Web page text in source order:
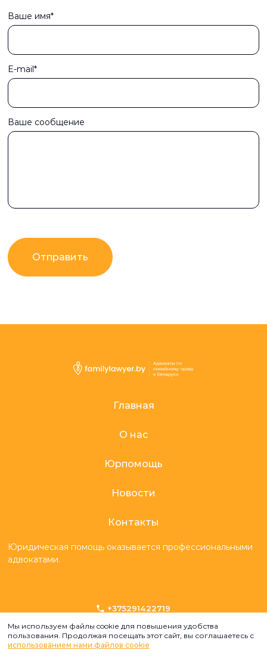
Ваше имя*
E-mail*
Ваше сообщение
Отправить
Главная
О нас
Юрпомощь
Новости
Контакты
Юридическая помощь оказывается профессиональными
адвокатами.
+375291422719
info@familylawyer.by
© 2018-2026. Все права защищены.
Мы используем файлы cookie для повышения удобства
пользования. Продолжая посещать этот сайт, вы соглашаетесь с
использованием нами файлов cookie